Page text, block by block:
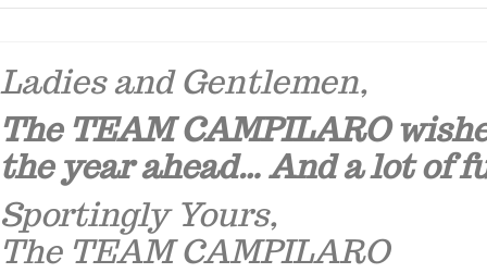
Ladies and Gentlemen,
The TEAM CAMPILARO
the year ahead… And a lot of
Sportingly Yours,
The TEAM CAMPILARO